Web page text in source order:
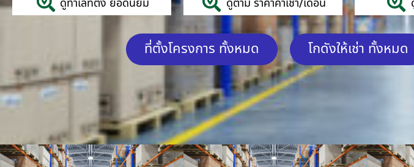
ที่ตั้งโครงการ ทั้งหมด โกดังให้เช่า ทั้งหมด